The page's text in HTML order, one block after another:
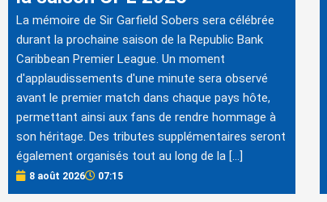
La mémoire de Sir Garfield Sobers sera célébrée
durant la prochaine saison de la Republic Bank
Caribbean Premier League. Un moment
d'applaudissements d'une minute sera observé
avant le premier match dans chaque pays hôte,
permettant ainsi aux fans de rendre hommage à
son héritage. Des tributes supplémentaires seront
également organisés tout au long de la […]
8 août 2026 07:15